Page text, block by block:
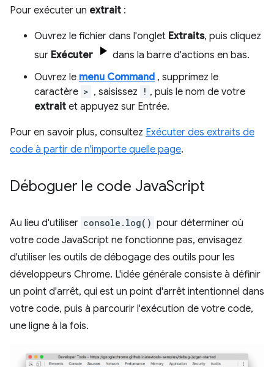
Pour exécuter un extrait :
Ouvrez le fichier dans l'onglet Extraits, puis cliquez
sur Exécuter
dans la barre d'actions en bas.
Ouvrez le menu Command , supprimez le
caractère > , saisissez ! , puis le nom de votre
extrait et appuyez sur Entrée.
Pour en savoir plus, consultez Exécuter des extraits de
code à partir de n'importe quelle page.
Déboguer le code JavaScript
Au lieu d'utiliser console.log() pour déterminer où
votre code JavaScript ne fonctionne pas, envisagez
d'utiliser les outils de débogage des outils pour les
développeurs Chrome. L'idée générale consiste à définir
un point d'arrêt, qui est un point d'arrêt intentionnel dans
votre code, puis à parcourir l'exécution de votre code,
une ligne à la fois.